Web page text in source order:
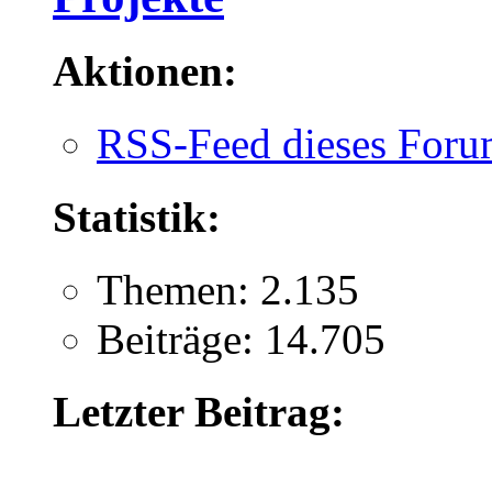
Aktionen:
RSS-Feed dieses
Statistik:
Themen: 2.135
Beiträge: 14.705
Letzter Beitrag: